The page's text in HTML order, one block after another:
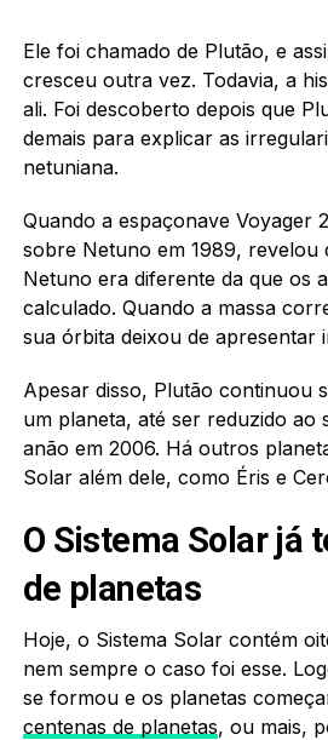
Ele foi chamado de Plutão, e
cresceu outra vez. Todavia, a
ali. Foi descoberto depois que
demais para explicar as
netuniana.
Quando a espaçonave Voyager
sobre Netuno em 1989, revelou
Netuno era diferente da que os
calculado. Quando a massa
sua órbita deixou de apresentar
Apesar disso, Plutão continuou
um planeta, até ser reduzido ao
anão em 2006. Há outros
Solar além dele, como Éris e
O Sistema Solar já
de planetas
Hoje, o Sistema Solar contém
nem sempre o caso foi esse.
se formou e os planetas
centenas de planetas, ou mais,